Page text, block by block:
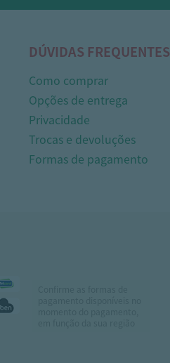
DÚVIDAS FREQUENTES
Como comprar
Opções de entrega
Privacidade
Trocas e devoluções
Formas de pagamento